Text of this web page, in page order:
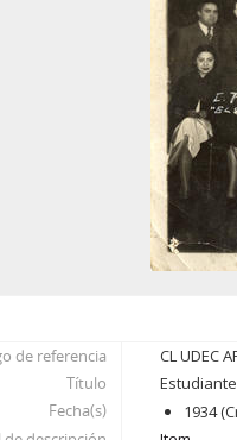
de referencia
CL UDEC
Título
Fecha(s)
1934